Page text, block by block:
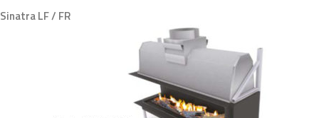
Sinatra LF / FR